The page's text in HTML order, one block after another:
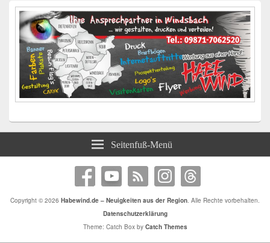
Seitenfuß-Menü
Copyright © 2026 Habewind.de – Neuigkeiten aus der Region. Alle Rechte vorbehalten.
Datenschutzerklärung
Theme: Catch Box by Catch Themes